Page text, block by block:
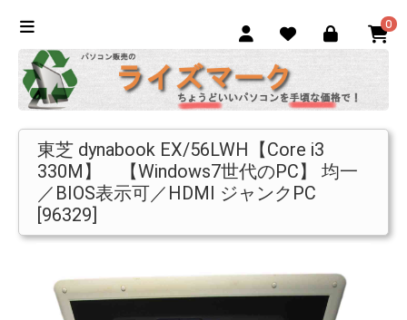
0
東芝 dynabook EX/56LWH【Core i3
330M】 【Windows7世代のPC】 均一
／BIOS表示可／HDMI ジャンクPC
[96329]